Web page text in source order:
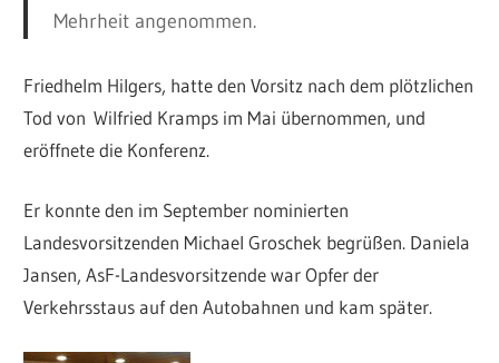
Mehrheit angenommen.
Friedhelm Hilgers, hatte den Vorsitz nach dem plötzlichen
Tod von Wilfried Kramps im Mai übernommen, und
eröffnete die Konferenz.
Er konnte den im September nominierten
Landesvorsitzenden Michael Groschek begrüßen. Daniela
Jansen, AsF-Landesvorsitzende war Opfer der
Verkehrsstaus auf den Autobahnen und kam später.